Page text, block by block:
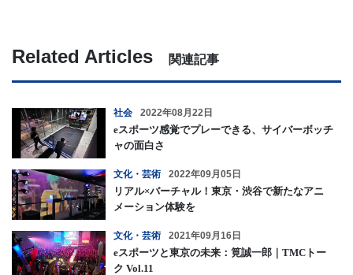
Related Articles 関連記事
社会 2022年08月22日
eスポーツ感覚でプレーできる、サイバーボッチ
ャの面白さ
文化・芸術 2022年09月05日
リアル×バーチャル！東京・渋谷で新たなアニ
メーション体験を
文化・芸術 2021年09月16日
eスポーツと東京の未来：筧誠一郎｜TMCトー
ク Vol.11